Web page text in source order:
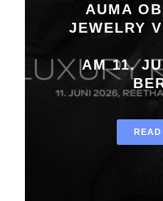
AUMA
JEWELRY
AM 11.
READ